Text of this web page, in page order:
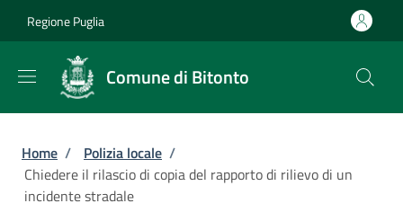
Regione Puglia
Comune di Bitonto
Briciole di pane
Home / Polizia locale /
Chiedere il rilascio di copia del rapporto di rilievo di un
incidente stradale